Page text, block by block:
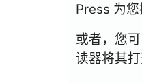
Press 为
或者，您
读器将其